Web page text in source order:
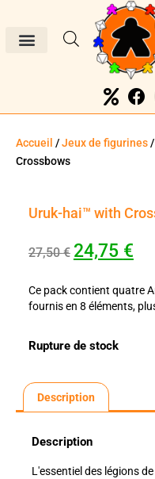
Accueil /Jeux de figurines/
Crossbows
Uruk-hai™ with
27,50€ 24,75 €
Ce pack contient quatre
fournis en 8 éléments,
Rupture de stock
Description
Description
L'essentiel des légions